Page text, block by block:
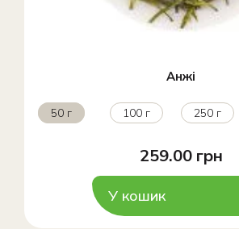
Анжі
50 г 100 г 250 г
259.00 грн
У кошик